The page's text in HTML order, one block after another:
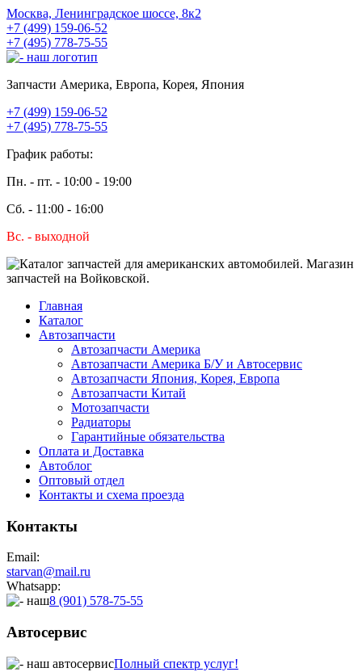
Москва, Ленинградское шоссе, 8к2
+7 (499) 159-06-52
+7 (495) 778-75-55
Запчасти Америка, Европа, Корея, Япония
+7 (499) 159-06-52
+7 (495) 778-75-55
График работы:
Пн. - пт. - 10:00 - 19:00
Сб. - 11:00 - 16:00
Вс. - выходной
Главная
Каталог
Автозапчасти
Автозапчасти Америка
Автозапчасти Америка Б/У и Автосервис
Автозапчасти Япония, Корея, Европа
Автозапчасти Китай
Мотозапчасти
Радиаторы
Гарантийные обязательства
Оплата и Доставка
Автоблог
Оптовый отдел
Контакты и схема проезда
Контакты
Email:
starvan@mail.ru
Whatsapp:
8 (901) 578-75-55
Автосервис
Полный спектр услуг!